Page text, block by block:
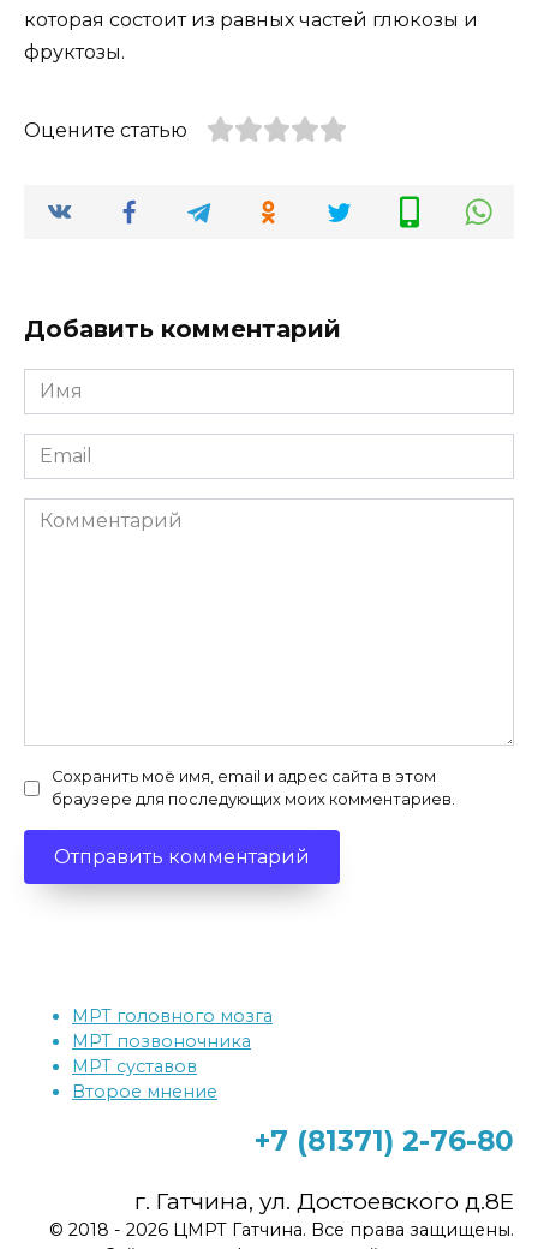
которая состоит из равных частей глюкозы и
фруктозы.
Оцените статью
Добавить комментарий
Имя
*
Email
*
Комментарий
Сохранить моё имя, email и адрес сайта в этом
браузере для последующих моих комментариев.
МРТ головного мозга
МРТ позвоночника
МРТ суставов
Второе мнение
+7 (81371) 2-76-80
г. Гатчина, ул. Достоевского д.8Е
© 2018 - 2026 ЦМРТ Гатчина. Все права защищены.